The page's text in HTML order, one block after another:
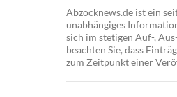
Abzocknews.de ist ein
unabhängiges
sich im stetigen Auf-,
beachten Sie, dass
zum Zeitpunkt einer